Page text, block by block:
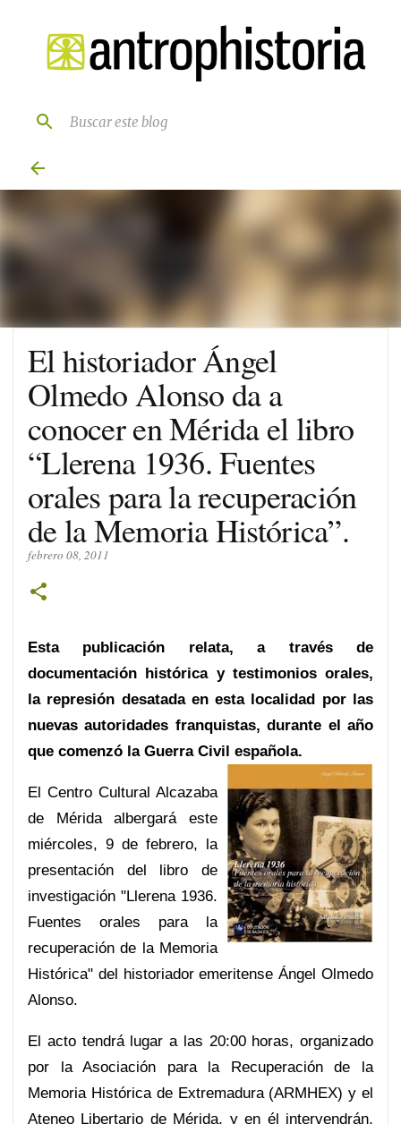
Ir al contenido principal
El historiador Ángel
Olmedo Alonso da a
conocer en Mérida el libro
“Llerena 1936. Fuentes
orales para la recuperación
de la Memoria Histórica”.
febrero 08, 2011
Esta publicación relata, a través de
documentación histórica y testimonios orales,
la represión desatada en esta localidad por las
nuevas autoridades franquistas, durante el año
que comenzó la Guerra Civil española.
El Centro Cultural Alcazaba
de Mérida albergará este
miércoles, 9 de febrero, la
presentación del libro de
investigación "Llerena 1936.
Fuentes orales para la
recuperación de la Memoria
Histórica" del historiador emeritense Ángel Olmedo
Alonso.
El acto tendrá lugar a las 20:00 horas, organizado
por la Asociación para la Recuperación de la
Memoria Histórica de Extremadura (ARMHEX) y el
Ateneo Libertario de Mérida, y en él intervendrán,